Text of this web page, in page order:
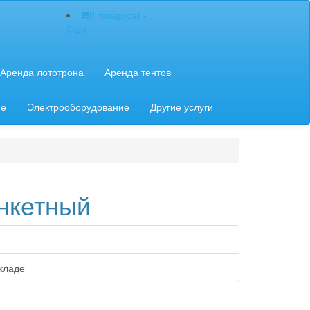
0 товар(ов) -
0грн
Аренда лототрона Аренда тентов
Электрооборудование Другие услуги